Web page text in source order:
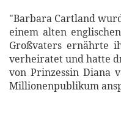
"Barbara Cartland
einem alten
Großvaters ernährte
verheiratet und hatte
von Prinzessin Diana
Millionenpublikum